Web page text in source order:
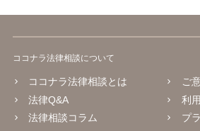
ココナラ法律相談について
ココナラ法律相談とは
法律Q&A
法律相談コラム
ご
利
プ